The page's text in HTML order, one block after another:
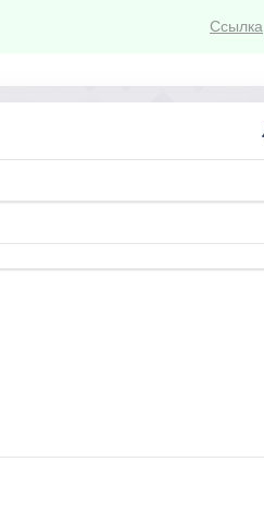
Ссылка